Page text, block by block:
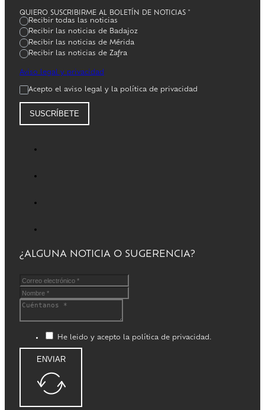
QUIERO SUSCRIBIRME AL BOLETÍN DE NOTICIAS *
Recibir todas las noticias
Recibir las noticias de Badajoz
Recibir las noticias de Mérida
Recibir las noticias de Zafra
Aviso legal y privacidad
Acepto el aviso legal y la política de privacidad
SUSCRÍBETE
¿ALGUNA NOTICIA O SUGERENCIA?
He leido y acepto la política de privacidad.
ENVIAR